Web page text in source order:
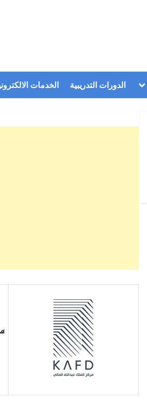
Toggle
menu
الدورات التدريبية الخدمات